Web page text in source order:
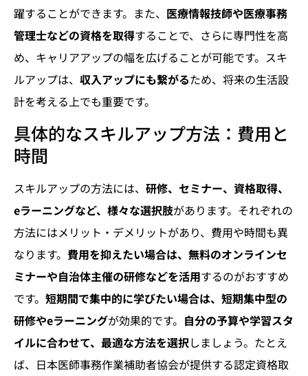
躍することができます。また、 医療情報技師や医療事務
管理士などの資格を取得することで、さらに専門性を高
め、キャリアアップの幅を広げることが可能です。スキ
ルアップは、 収入アップにも繋がるため、将来の生活設
計を考える上でも重要です。
具体的なスキルアップ方法：費用と
時間
スキルアップの方法には、 研修、セミナー、資格取得、
eラーニングなど、様々な選択肢があります。それぞれの
方法にはメリット・デメリットがあり、費用や時間も異
なります。 費用を抑えたい場合は、無料のオンラインセ
ミナーや自治体主催の研修などを活用するのがおすすめ
です。 短期間で集中的に学びたい場合は、短期集中型の
研修やeラーニングが効果的です。 自分の予算や学習スタ
イルに合わせて、最適な方法を選択しましょう。たとえ
ば、日本医師事務作業補助者協会が提供する認定資格取